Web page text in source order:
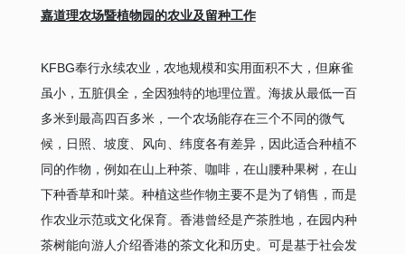
嘉道理农场暨植物园的农业及留种工作
KFBG奉行永续农业，农地规模和实用面积不大，但麻雀
虽小，五脏俱全，全因独特的地理位置。海拔从最低一百
多米到最高四百多米，一个农场能存在三个不同的微气
候，日照、坡度、风向、纬度各有差异，因此适合种植不
同的作物，例如在山上种茶、咖啡，在山腰种果树，在山
下种香草和叶菜。种植这些作物主要不是为了销售，而是
作农业示范或文化保育。香港曾经是产茶胜地，在园内种
茶树能向游人介绍香港的茶文化和历史。可是基于社会发